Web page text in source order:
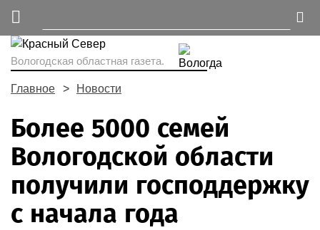
Вологодская областная газета.
Главное Новости
Более 5000 семей
Вологодской области
получили господдержку
с начала года